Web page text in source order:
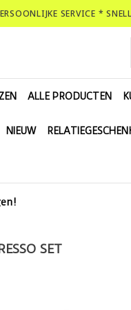
SERVICE *
ALLE PRODUCTEN
NIEUW
SET